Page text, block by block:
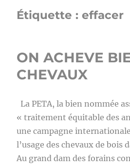
Étiquette :effacer
ON ACHEVE
CHEVAUX
La PETA, la bien nommée
« traitement équitable des
une campagne
l’usage des chevaux de bois
Au grand dam des forains